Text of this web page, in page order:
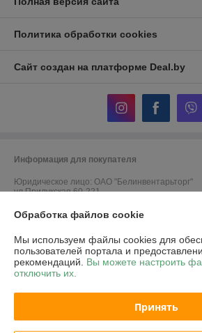
Политика обработки cookies
Сайт создан на платформе Deal.by
Информация для покупателя
Юридическое лицо: ОАО "Белинвентарьторг"
ул.Прилукская 60-221
Регистрационный номер ЕГР: 100045884
УНП: 100045884
Регистрационный орган: Минский горисполком
Ссылка на свидетельство/лицензию
Обработка файлов cookie
Мы используем файлы cookies для
пользователей портала и
рекомендаций. Вы можете настроить
отключить их.
Принять